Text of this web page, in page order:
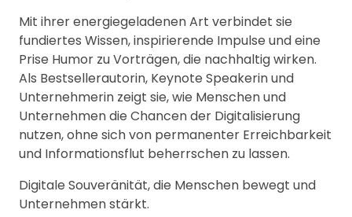
Mit ihrer energiegeladenen Art verbindet sie
fundiertes Wissen, inspirierende Impulse und eine
Prise Humor zu Vorträgen, die nachhaltig wirken.
Als Bestsellerautorin, Keynote Speakerin und
Unternehmerin zeigt sie, wie Menschen und
Unternehmen die Chancen der Digitalisierung
nutzen, ohne sich von permanenter Erreichbarkeit
und Informationsflut beherrschen zu lassen.
Digitale Souveränität, die Menschen bewegt und
Unternehmen stärkt.